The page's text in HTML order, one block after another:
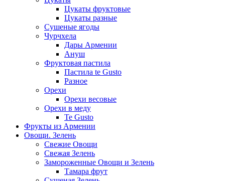
Цукаты фруктовые
Цукаты разные
Сушеные ягоды
Чурчхела
Дары Армении
Ануш
Фруктовая пастила
Пастила te Gusto
Разное
Орехи
Орехи весовые
Орехи в меду
Te Gusto
Фрукты из Армении
Овощи. Зелень
Свежие Овощи
Свежая Зелень
Замороженные Овощи и Зелень
Тамара фрут